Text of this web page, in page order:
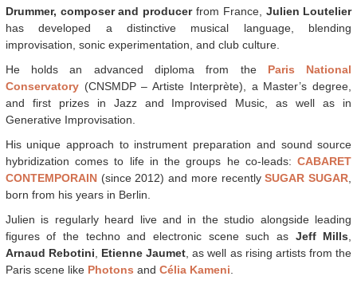
Drummer, composer and producerfrom France, Julien Loutelier
has developed a distinctive musical language, blending
improvisation, sonic experimentation, and club culture.
He holds an advanced diploma from the Paris National
Conservatory(CNSMDP – Artiste Interprète), a Master’s degree,
and first prizes in Jazz and Improvised Music, as well as in
Generative Improvisation.
His unique approach to instrument preparation and sound source
hybridization comes to life in the groups he co-leads:CABARET
CONTEMPORAIN(since 2012) and more recentlySUGAR SUGAR
born from his years in Berlin.
Julien is regularly heard live and in the studio alongside leading
figures of the techno and electronic scene such as Jeff Mills
Arnaud Rebotini
Etienne Jaumet , as well as rising artists from the
Paris scene like Photons and Célia Kameni